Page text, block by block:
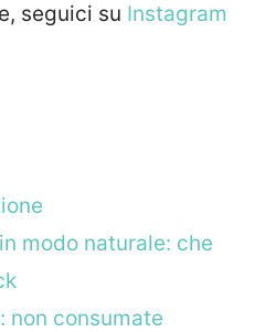
seguici su Instagram
modo naturale: che
non consumate